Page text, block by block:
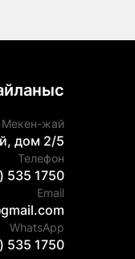
Мекен-жай
дом 2/5
Телефон
535 1750
Email
WhatsApp
535 1750